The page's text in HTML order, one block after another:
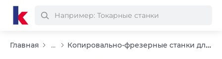
Главная ... Копировально-фрезерные станки для алюминиевого и ПВХ-профилей из Турци...